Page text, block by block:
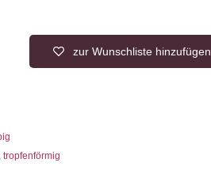
zur Wunschliste hinzufügen
tropfenförmig